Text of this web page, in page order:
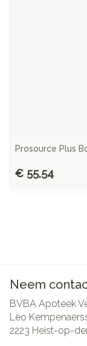
Prosource Plus
€ 55,54
Neem
BVBA Apoteek
Leo
2223 Heist-op-